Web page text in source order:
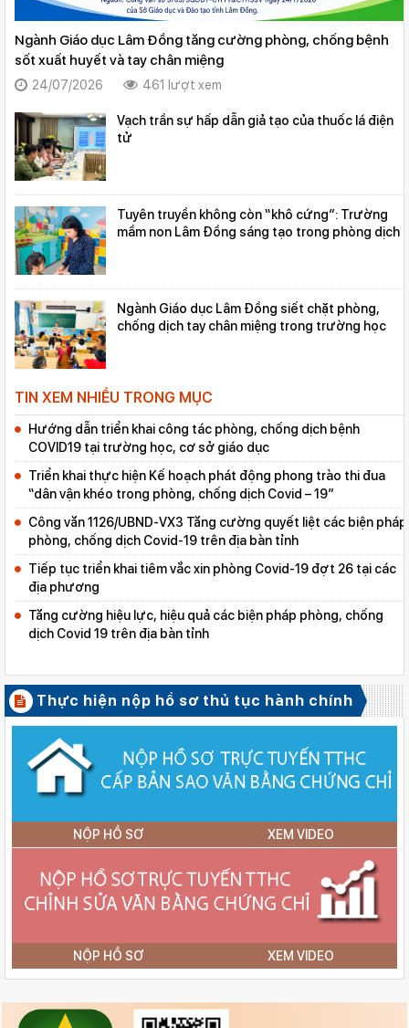
Ngành Giáo dục Lâm Đồng tăng cường phòng, chống bệnh
sốt xuất huyết và tay chân miệng
24/07/2026 461 lượt xem
Vạch trần sự hấp dẫn giả tạo của thuốc lá điện
tử
Tuyên truyền không còn “khô cứng”: Trường
mầm non Lâm Đồng sáng tạo trong phòng dịch
Ngành Giáo dục Lâm Đồng siết chặt phòng,
chống dịch tay chân miệng trong trường học
TIN XEM NHIỀU TRONG MỤC
Hướng dẫn triển khai công tác phòng, chống dịch bệnh
COVID19 tại trường học, cơ sở giáo dục
Triển khai thực hiện Kế hoạch phát động phong trào thi đua
“dân vận khéo trong phòng, chống dịch Covid – 19”
Công văn 1126/UBND-VX3 Tăng cường quyết liệt các biện pháp
phòng, chống dịch Covid-19 trên địa bàn tỉnh
Tiếp tục triển khai tiêm vắc xin phòng Covid-19 đợt 26 tại các
địa phương
Tăng cường hiệu lực, hiệu quả các biện pháp phòng, chống
dịch Covid 19 trên địa bàn tỉnh
Thực hiện nộp hồ sơ thủ tục hành chính
NỘP HỒ SƠ XEM VIDEO
NỘP HỒ SƠ XEM VIDEO